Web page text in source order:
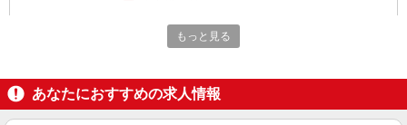
株式会社リオン
もっと見る
あなたにおすすめの求人情報